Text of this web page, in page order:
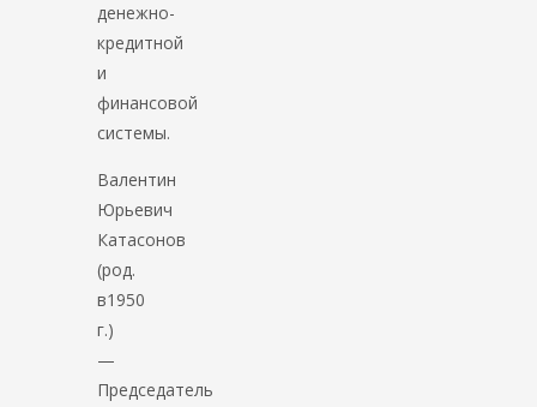
денежно-
кредитной
и
финансовой
системы.
Валентин
Юрьевич
Катасонов
(род.
в1950
г.)
—
Председатель